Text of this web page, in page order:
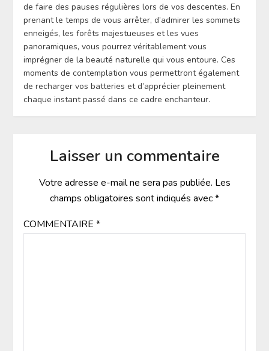
de faire des pauses régulières lors de vos descentes. En
prenant le temps de vous arrêter, d’admirer les sommets
enneigés, les forêts majestueuses et les vues
panoramiques, vous pourrez véritablement vous
imprégner de la beauté naturelle qui vous entoure. Ces
moments de contemplation vous permettront également
de recharger vos batteries et d’apprécier pleinement
chaque instant passé dans ce cadre enchanteur.
Laisser un commentaire
Votre adresse e-mail ne sera pas publiée. Les
champs obligatoires sont indiqués avec*
COMMENTAIRE *